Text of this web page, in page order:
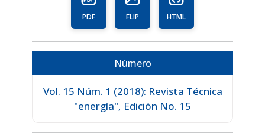
PDF FLIP HTML
Número
Vol. 15 Núm. 1 (2018): Revista Técnica
"energía", Edición No. 15